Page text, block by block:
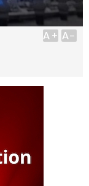
A+ A-